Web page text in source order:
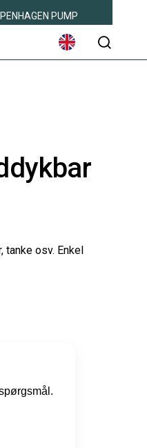
PUMP
tanke osv. Enkel